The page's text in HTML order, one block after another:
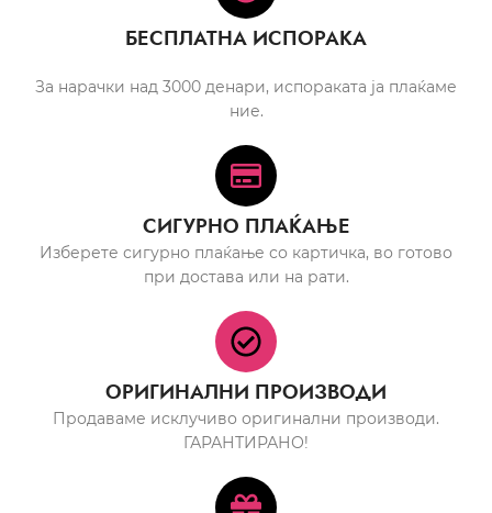
БЕСПЛАТНА ИСПОРАКА
За нарачки над 3000 денари, испораката ја плаќаме
ние.
СИГУРНО ПЛАЌАЊЕ
Изберете сигурно плаќање со картичка, во готово
при достава или на рати.
ОРИГИНАЛНИ ПРОИЗВОДИ
Продаваме исклучиво оригинални производи.
ГАРАНТИРАНО!